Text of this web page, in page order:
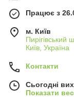
Працює з
м. Київ
Пирігівський
Київ, Україна
Контакти
Сьогодні
Показати